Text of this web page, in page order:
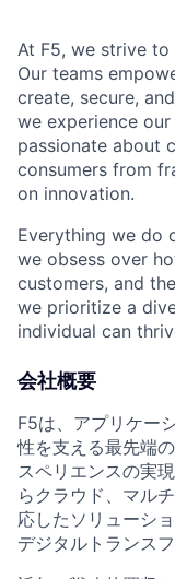
At F5, we strive
Our teams
create, secure,
we experience
passionate about
consumers from
on innovation.
Everything we do
we obsess over
customers, and
we prioritize a
individual can
会社概要
F5は、アプリケー
性を支える最先端
スペリエンスの実
らクラウド、マル
応したソリューシ
デジタルトランス